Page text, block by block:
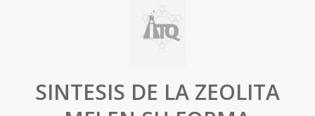
SINTESIS DE LA ZEOLITA